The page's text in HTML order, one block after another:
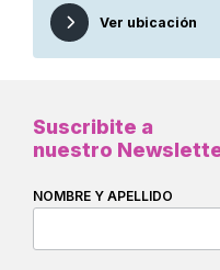
Ver ubicación
Suscribite a
nuestro
NOMBRE Y APELLIDO